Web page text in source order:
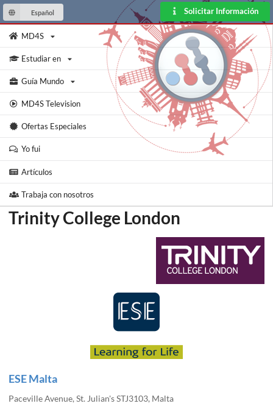
Español Solicitar Información
MD4S
Estudiar en
Guía Mundo
MD4S Television
Ofertas Especiales
Yo fui
Artículos
Trabaja con nosotros
Trinity College London
ESE Malta
Paceville Avenue, St. Julian's STJ3103, Malta